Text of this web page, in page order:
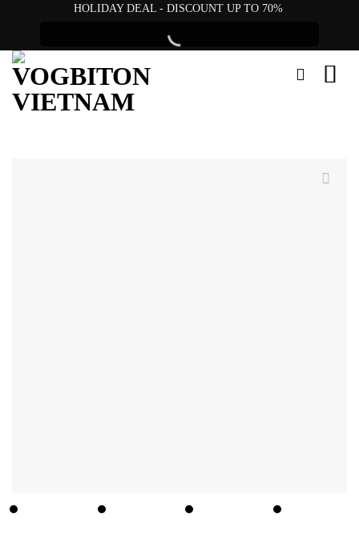
content
HOLIDAY DEAL - DISCOUNT UP TO 70%